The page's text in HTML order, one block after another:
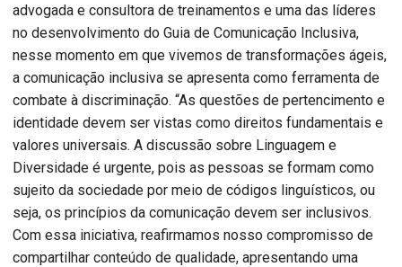
advogada e consultora de treinamentos e uma das líderes
no desenvolvimento do Guia de Comunicação Inclusiva,
nesse momento em que vivemos de transformações ágeis,
a comunicação inclusiva se apresenta como ferramenta de
combate à discriminação. “As questões de pertencimento e
identidade devem ser vistas como direitos fundamentais e
valores universais. A discussão sobre Linguagem e
Diversidade é urgente, pois as pessoas se formam como
sujeito da sociedade por meio de códigos linguísticos, ou
seja, os princípios da comunicação devem ser inclusivos.
Com essa iniciativa, reafirmamos nosso compromisso de
compartilhar conteúdo de qualidade, apresentando uma